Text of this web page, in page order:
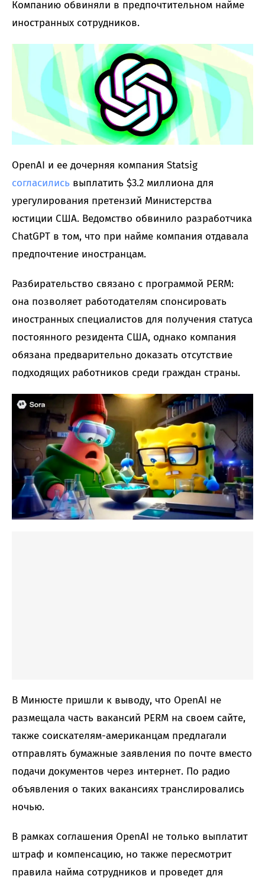
Компанию обвиняли в предпочтительном найме
иностранных сотрудников.
OpenAI и ее дочерняя компания Statsig
согласились выплатить $3.2 миллиона для
урегулирования претензий Министерства
юстиции США. Ведомство обвинило разработчика
ChatGPT в том, что при найме компания отдавала
предпочтение иностранцам.
Разбирательство связано с программой PERM:
она позволяет работодателям спонсировать
иностранных специалистов для получения статуса
постоянного резидента США, однако компания
обязана предварительно доказать отсутствие
подходящих работников среди граждан страны.
В Минюсте пришли к выводу, что OpenAI не
размещала часть вакансий PERM на своем сайте,
также соискателям-американцам предлагали
отправлять бумажные заявления по почте вместо
подачи документов через интернет. По радио
объявления о таких вакансиях транслировались
ночью.
В рамках соглашения OpenAI не только выплатит
штраф и компенсацию, но также пересмотрит
правила найма сотрудников и проведет для